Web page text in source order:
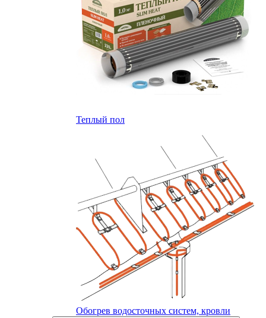
Теплый пол
Обогрев водосточных систем, кровли